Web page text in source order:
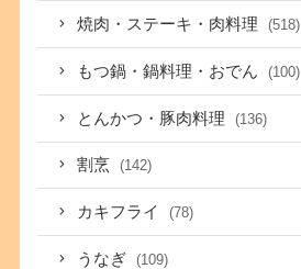
焼肉・ステーキ・肉料理 (518)
もつ鍋・鍋料理・おでん (100)
とんかつ・豚肉料理 (136)
割烹 (142)
カキフライ (78)
うなぎ (109)